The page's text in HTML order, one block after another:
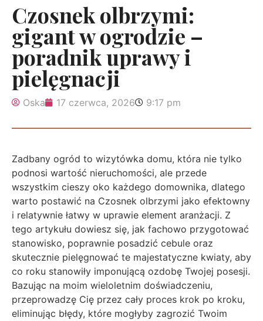
Czosnek olbrzymi:
gigant w ogrodzie –
poradnik uprawy i
pielęgnacji
Oska 17 czerwca, 2026 9:17 pm
Zadbany ogród to wizytówka domu, która nie tylko
podnosi wartość nieruchomości, ale przede
wszystkim cieszy oko każdego domownika, dlatego
warto postawić na Czosnek olbrzymi jako efektowny
i relatywnie łatwy w uprawie element aranżacji. Z
tego artykułu dowiesz się, jak fachowo przygotować
stanowisko, poprawnie posadzić cebule oraz
skutecznie pielęgnować te majestatyczne kwiaty, aby
co roku stanowiły imponującą ozdobę Twojej posesji.
Bazując na moim wieloletnim doświadczeniu,
przeprowadzę Cię przez cały proces krok po kroku,
eliminując błędy, które mogłyby zagrozić Twoim